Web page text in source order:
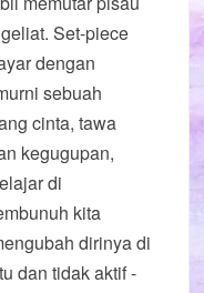
Set-piece
dengan
sebuah
cinta, tawa
kegugupan,
di
kita
dirinya di
dan tidak aktif -